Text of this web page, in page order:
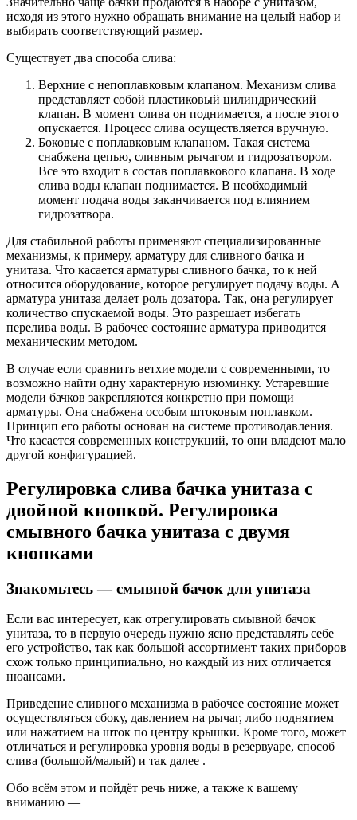
исходя из этого нужно обращать внимание на целый набор и
выбирать соответствующий размер.
Существует два способа слива:
Верхние с непоплавковым клапаном. Механизм слива
представляет собой пластиковый цилиндрический
клапан. В момент слива он поднимается, а после этого
опускается. Процесс слива осуществляется вручную.
Боковые с поплавковым клапаном. Такая система
снабжена цепью, сливным рычагом и гидрозатвором.
Все это входит в состав поплавкового клапана. В ходе
слива воды клапан поднимается. В необходимый
момент подача воды заканчивается под влиянием
гидрозатвора.
Для стабильной работы применяют специализированные
механизмы, к примеру, арматуру для сливного бачка и
унитаза. Что касается арматуры сливного бачка, то к ней
относится оборудование, которое регулирует подачу воды. А
арматура унитаза делает роль дозатора. Так, она регулирует
количество спускаемой воды. Это разрешает избегать
перелива воды. В рабочее состояние арматура приводится
механическим методом.
В случае если сравнить ветхие модели с современными, то
возможно найти одну характерную изюминку. Устаревшие
модели бачков закрепляются конкретно при помощи
арматуры. Она снабжена особым штоковым поплавком.
Принцип его работы основан на системе противодавления.
Что касается современных конструкций, то они владеют мало
другой конфигурацией.
Регулировка слива бачка унитаза с
двойной кнопкой. Регулировка
смывного бачка унитаза с двумя
кнопками
Знакомьтесь — смывной бачок для унитаза
Если вас интересует, как отрегулировать смывной бачок
унитаза, то в первую очередь нужно ясно представлять себе
его устройство, так как большой ассортимент таких приборов
схож только принципиально, но каждый из них отличается
нюансами.
Приведение сливного механизма в рабочее состояние может
осуществляться сбоку, давлением на рычаг, либо поднятием
или нажатием на шток по центру крышки. Кроме того, может
отличаться и регулировка уровня воды в резервуаре, способ
слива (большой/малый) и так далее .
Обо всём этом и пойдёт речь ниже, а также к вашему
вниманию —